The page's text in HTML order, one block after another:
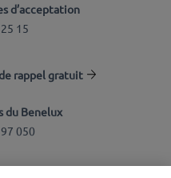
d’acceptation
15
rappel gratuit
du Benelux
050